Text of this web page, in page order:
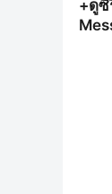
+ดูซี